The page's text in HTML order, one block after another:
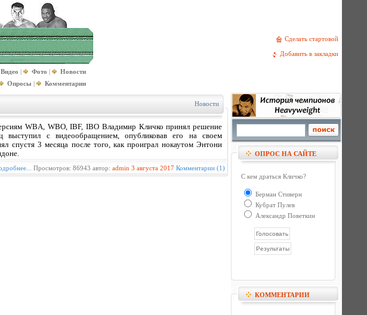
Сделать стартовой
Добавить в закладки
Видео | Фото |
Новости
Опросы | Комментарии
Новости
WBA, WBO, IBF, IBO Владимир Кличко принял решение
выступил с видеообращением, опубликовав его на своем
спустя 3 месяца после того, как проиграл нокаутом Энтони
Просмотров: 86943 автор: admin 3 августа 2017 Комментарии (1)
ОПРОС НА САЙТЕ
С кем драться Кличко?
Берман Стиверн
Кубрат Пулев
Александр Поветкин
КОММЕНТАРИИ